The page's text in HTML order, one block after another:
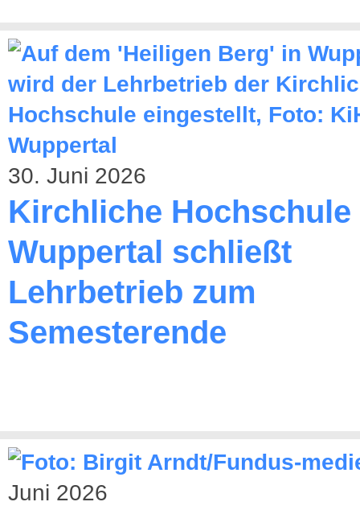
30. Juni 2026
Kirchliche Hochschule
Wuppertal schließt
Lehrbetrieb zum
Semesterende
Juni 2026